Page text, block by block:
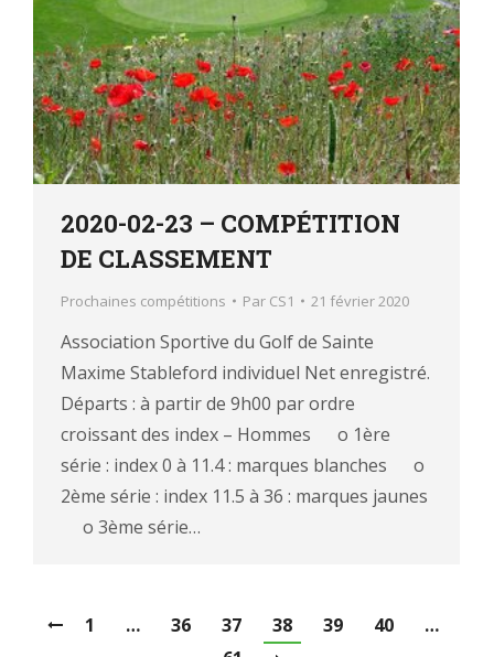
2020-02-23 – COMPÉTITION
DE CLASSEMENT
Prochaines compétitions Par CS1 21 février 2020
Association Sportive du Golf de Sainte
Maxime Stableford individuel Net enregistré.
Départs : à partir de 9h00 par ordre
croissant des index – Hommes o 1ère
série : index 0 à 11.4 : marques blanches o
2ème série : index 11.5 à 36 : marques jaunes
o 3ème série…
1 … 36 37 38 39 40
…